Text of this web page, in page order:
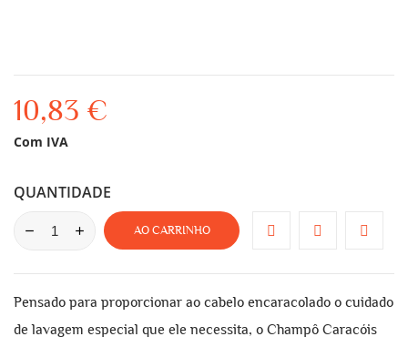
10,83 €
Com IVA
QUANTIDADE
AO CARRINHO
Pensado para proporcionar ao cabelo encaracolado o cuidado
de lavagem especial que ele necessita, o Champô Caracóis